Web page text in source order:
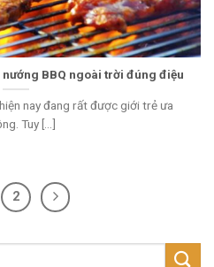
BBQ ngoài trời đúng điệu
nay đang rất được giới trẻ ưa
Tuy [...]
2